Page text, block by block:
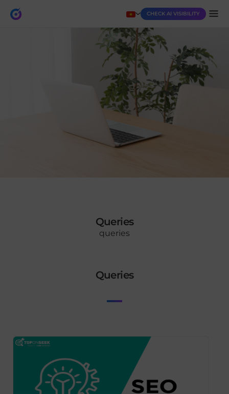
CHECK AI VISIBILITY
queries
queries
queries